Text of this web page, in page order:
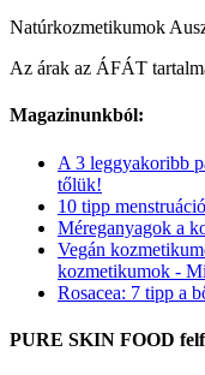
Natúrkozmetikumok
Az árak az ÁFÁT
Magazinunkból:
A 3 leggyakoribb
tőlük!
10 tipp
Méreganyagok a
Vegán
kozmetikumok -
Rosacea: 7 tipp a
PURE SKIN FOOD